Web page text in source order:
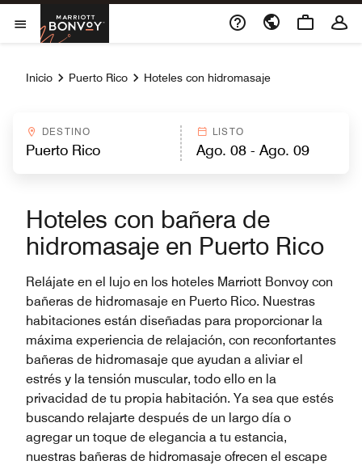
Skip to Content
Abrir el menú
Marriott Bonvoy
Inicio Puerto Rico Hoteles con hidromasaje
DESTINO LISTO
Hoteles con bañera de
hidromasaje en Puerto Rico
Relájate en el lujo en los hoteles Marriott Bonvoy con
bañeras de hidromasaje en Puerto Rico. Nuestras
habitaciones están diseñadas para proporcionar la
máxima experiencia de relajación, con reconfortantes
bañeras de hidromasaje que ayudan a aliviar el
estrés y la tensión muscular, todo ello en la
privacidad de tu propia habitación. Ya sea que estés
buscando relajarte después de un largo día o
agregar un toque de elegancia a tu estancia,
nuestras bañeras de hidromasaje ofrecen el escape